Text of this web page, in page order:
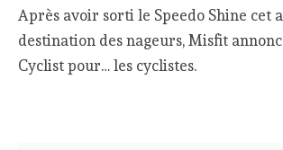
Après avoir sorti le Speedo Shine cet
destination des nageurs, Misfit
Cyclist pour… les cyclistes.